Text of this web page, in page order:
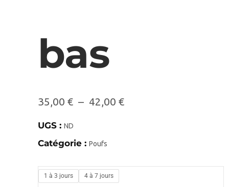
bas
35,00 € – 42,00 €
UGS : ND
Catégorie : Poufs
1 à 3 jours 4 à 7 jours